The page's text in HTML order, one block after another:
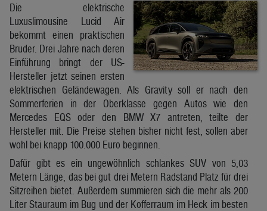
Die elektrische
Luxuslimousine Lucid Air
bekommt einen praktischen
Bruder. Drei Jahre nach deren
Einführung bringt der US-
Hersteller jetzt seinen ersten
elektrischen Geländewagen. Als Gravity soll er nach den
Sommerferien in der Oberklasse gegen Autos wie den
Mercedes EQS oder den BMW X7 antreten, teilte der
Hersteller mit. Die Preise stehen bisher nicht fest, sollen aber
wohl bei knapp 100.000 Euro beginnen.
Dafür gibt es ein ungewöhnlich schlankes SUV von 5,03
Metern Länge, das bei gut drei Metern Radstand Platz für drei
Sitzreihen bietet. Außerdem summieren sich die mehr als 200
Liter Stauraum im Bug und der Kofferraum im Heck im besten